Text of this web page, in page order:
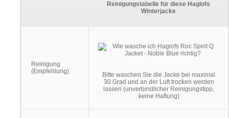
Reinigungstabelle für diese Haglofs
Winterjacke
Reinigung
(Empfehlung)
Bitte waschen Sie die Jacke bei maximal
30 Grad und an der Luft trocken werden
lassen (unverbindlicher Reinigungstipp,
keine Haftung)